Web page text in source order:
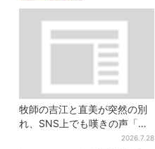
牧師の吉江と直美が突然の別
れ、SNS上でも嘆きの声「癒
2026.7.28